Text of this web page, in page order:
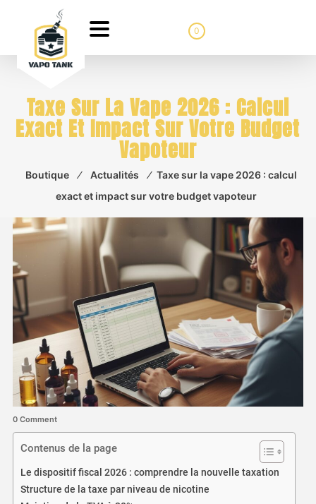
0
Taxe Sur La Vape 2026 : Calcul
Exact Et Impact Sur Votre Budget
Vapoteur
Boutique ⁄ Actualités ⁄ Taxe sur la vape 2026 : calcul
exact et impact sur votre budget vapoteur
0 Comment
Contenus de la page
Le dispositif fiscal 2026 : comprendre la nouvelle taxation
Structure de la taxe par niveau de nicotine